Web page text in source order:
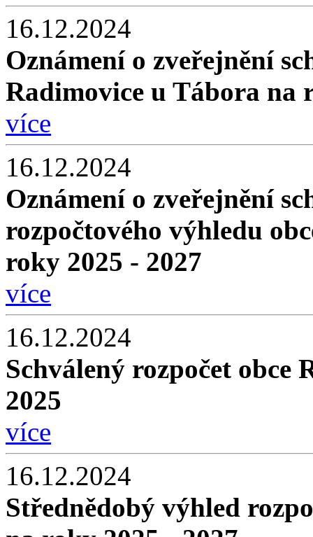
16.12.2024
Oznámení o zveřejnění
Radimovice u Tábora na
více
16.12.2024
Oznámení o zveřejnění
rozpočtového výhledu
roky 2025 - 2027
více
16.12.2024
Schválený rozpočet obce
2025
více
16.12.2024
Střednědobý výhled